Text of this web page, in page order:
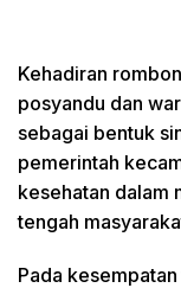
Kehadiran
posyandu dan
sebagai bentuk
pemerintah
kesehatan dalam
tengah
Pada